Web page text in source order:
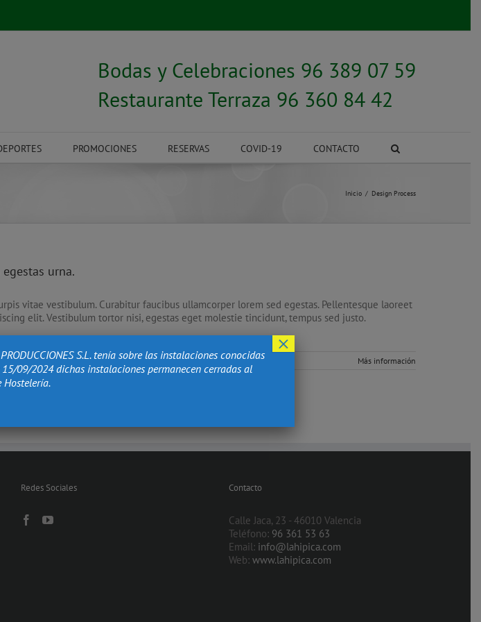
Bodas y Celebraciones 96 389 07 59
Restaurante Terraza 96 360 84 42
PROMOCIONES RESERVAS COVID-19 CONTACTO
Inicio Design Process
urna.
vitae vestibulum. Curabitur faucibus ullamcorper lorem sed egestas. Pellentesque laoreet
elit. Vestibulum tortor nisi, egestas eget molestie tincidunt, tempus sed justo.
Más información
Redes Sociales Contacto
Calle Jaca, 23 - 46010 Valencia
Teléfono: 96 361 53 63
Email: info@lahipica.com
Web: www.lahipica.com
S.L. tenía sobre las instalaciones conocidas
09/2024 dichas instalaciones permanecen cerradas al
Hostelería.
×